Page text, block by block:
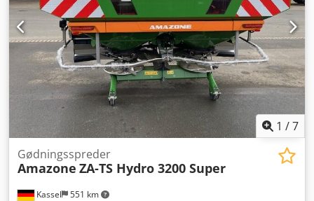
1 /7
Kassel 551 km
Gødningsspreder
Amazone ZA-TS Hydro 3200 Super